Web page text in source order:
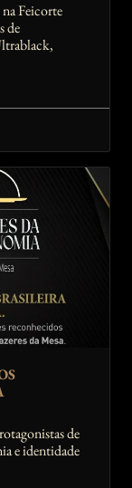
Feicorte
de
de
e identidade